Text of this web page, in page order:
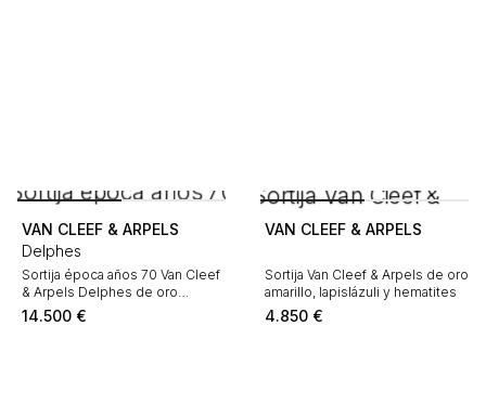
VAN CLEEF & ARPELS
Delphes
Sortija época años 70 Van Cleef
& Arpels Delphes de oro
amarillo, crisoprasa y coral
14.500 €
VAN CLEEF & ARPELS
Sortija Van Cleef & Arpels de oro
amarillo, lapislázuli y hematites
4.850 €